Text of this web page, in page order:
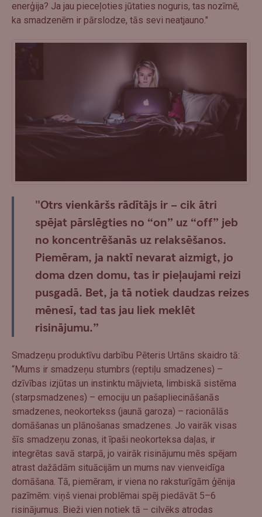
enerģija? Ja jau pieceļoties jūtaties noguris, tas nozīmē,
ka smadzenēm ir pārslodze, tās sevi neatjauno."
"Otrs vienkāršs rādītājs ir – cik ātri
spējat pārslēgties no “on” uz “off” jeb
no koncentrēšanās uz relaksēšanos.
Piemēram, ja naktī nevarat aizmigt, jo
doma dzen domu, tas ir pieļaujami reizi
pusgadā. Bet, ja tā notiek daudzas reizes
mēnesī, tad tas jau liek meklēt
risinājumu.”
Smadzeņu produktīvu darbību Pēteris Urtāns skaidro tā:
“Mums ir smadzeņu stumbrs (reptiļu smadzenes) –
dzīvības izjūtas un instinktu mājvieta, limbiskā sistēma
(starpsmadzenes) – emociju un pašapliecināšanās
smadzenes, neokortekss (jaunā garoza) – racionālās
domāšanas un plānošanas smadzenes. Jo vairāk visas
šīs smadzeņu zonas, it īpaši neokorteksa daļas, ir
integrētas savā starpā, jo vairāk risinājumu mēs spējam
atrast dažādām situācijām un mums nav vienveidīga
domāšana. Tā, piemēram, ir viena no raksturīgām ģēnija
pazīmēm: viņš vienai problēmai spēj piedāvāt 5–6
risinājumus. Bieži vien notiek tā – cilvēks atrodas